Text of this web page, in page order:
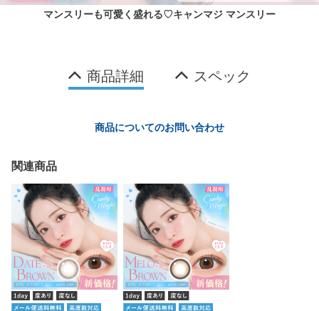
マンスリーも可愛く盛れる♡キャンマジ マンスリー
商品詳細 スペック
商品についてのお問い合わせ
関連商品